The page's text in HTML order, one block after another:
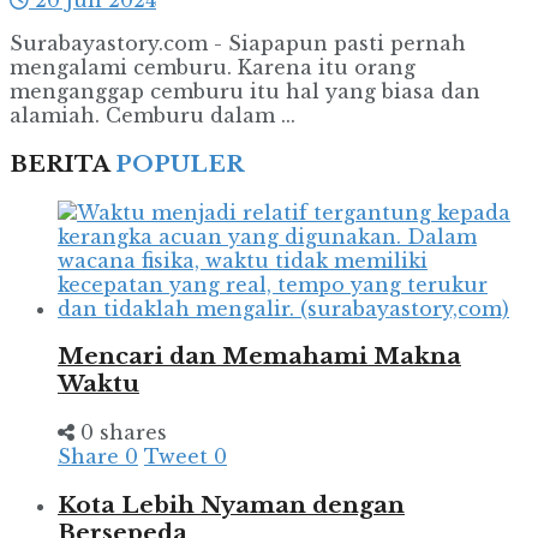
Surabayastory.com - Siapapun pasti pernah
mengalami cemburu. Karena itu orang
menganggap cemburu itu hal yang biasa dan
alamiah. Cemburu dalam ...
BERITAPOPULER
Mencari dan Memahami Makna
Waktu
0 shares
Share 0 Tweet 0
Kota Lebih Nyaman dengan